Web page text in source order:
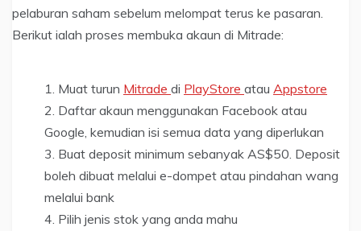
pelaburan saham sebelum melompat terus ke pasaran.
Berikut ialah proses membuka akaun di Mitrade:
Muat turun Mitrade di PlayStore atau Appstore
Daftar akaun menggunakan Facebook atau
Google, kemudian isi semua data yang diperlukan
Buat deposit minimum sebanyak AS$50. Deposit
boleh dibuat melalui e-dompet atau pindahan wang
melalui bank
Pilih jenis stok yang anda mahu